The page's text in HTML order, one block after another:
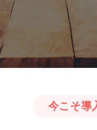
今こそ導